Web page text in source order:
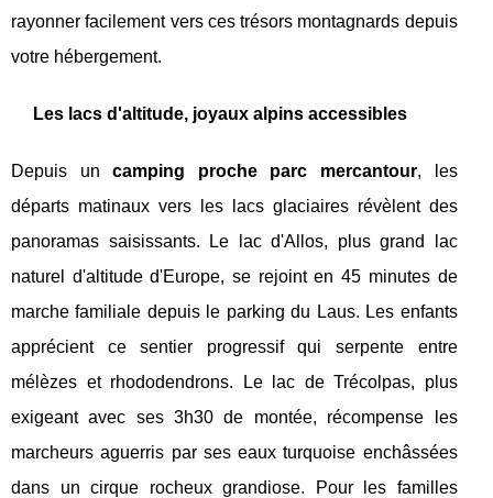
rayonner facilement vers ces trésors montagnards depuis
votre hébergement.
Les lacs d'altitude, joyaux alpins accessibles
Depuis uncamping proche parc mercantour, les
départs matinaux vers les lacs glaciaires révèlent des
panoramas saisissants. Le lac d'Allos, plus grand lac
naturel d'altitude d'Europe, se rejoint en 45 minutes de
marche familiale depuis le parking du Laus. Les enfants
apprécient ce sentier progressif qui serpente entre
mélèzes et rhododendrons. Le lac de Trécolpas, plus
exigeant avec ses 3h30 de montée, récompense les
marcheurs aguerris par ses eaux turquoise enchâssées
dans un cirque rocheux grandiose. Pour les familles